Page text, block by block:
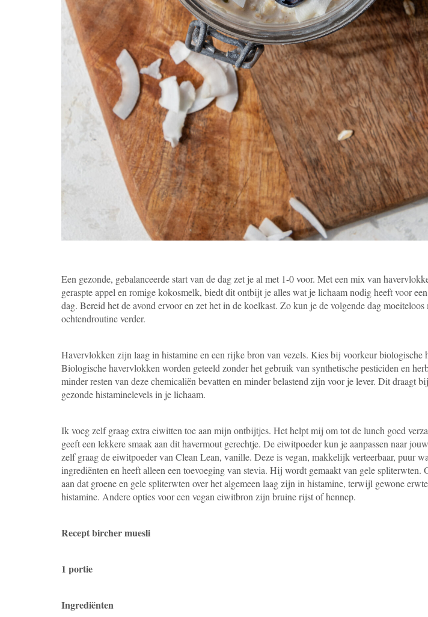
Een gezonde, gebalanceerde start van de dag zet je al met 1-0 voor. Met een mix van
geraspte appel en romige kokosmelk, biedt dit ontbijt je alles wat je lichaam nodig heeft voor
dag. Bereid het de avond ervoor en zet het in de koelkast. Zo kun je de volgende dag moeiteloos
ochtendroutine verder.
Havervlokken zijn laag in histamine en een rijke bron van vezels. Kies bij voorkeur biologische
Biologische havervlokken worden geteeld zonder het gebruik van synthetische pesticiden en
minder resten van deze chemicaliën bevatten en minder belastend zijn voor je lever. Dit draagt
gezonde histaminelevels in je lichaam.
Ik voeg zelf graag extra eiwitten toe aan mijn ontbijtjes. Het helpt mij om tot de lunch goed
geeft een lekkere smaak aan dit havermout gerechtje. De eiwitpoeder kun je aanpassen naar
zelf graag de eiwitpoeder van Clean Lean, vanille. Deze is vegan, makkelijk verteerbaar, puur
ingrediënten en heeft alleen een toevoeging van stevia. Hij wordt gemaakt van gele spliterwten.
aan dat groene en gele spliterwten over het algemeen laag zijn in histamine, terwijl gewone
histamine. Andere opties voor een vegan eiwitbron zijn bruine rijst of hennep.
Recept bircher muesli
1 portie
Ingrediënten